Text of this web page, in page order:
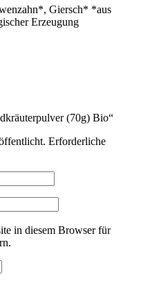
Giersch* *aus
Erzeugung
(70g) Bio“
Erforderliche
in diesem Browser für